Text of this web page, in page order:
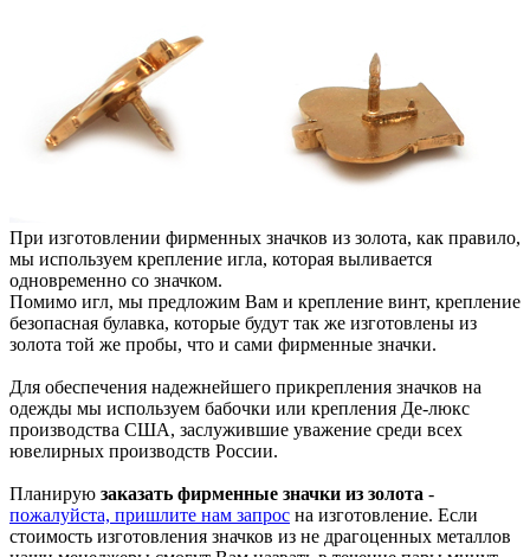
При изготовлении фирменных значков из золота, как правило,
мы используем крепление игла, которая выливается
одновременно со значком.
Помимо игл, мы предложим Вам и крепление винт, крепление
безопасная булавка, которые будут так же изготовлены из
золота той же пробы, что и сами фирменные значки.
Для обеспечения надежнейшего прикрепления значков на
одежды мы используем бабочки или крепления Де-люкс
производства США, заслужившие уважение среди всех
ювелирных производств России.
Планирую заказать фирменные значки из золота -
пожалуйста, пришлите нам запрос на изготовление. Если
стоимость изготовления значков из не драгоценных металлов